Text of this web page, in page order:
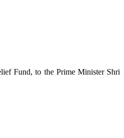
Fund, to the Prime Minister Shri